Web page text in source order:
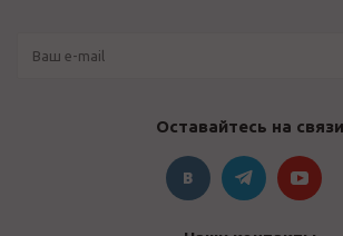
Оставайтесь на связи